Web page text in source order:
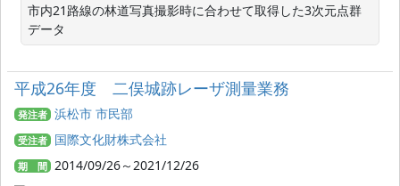
市内21路線の林道写真撮影時に合わせて取得した3次元点群
データ
平成26年度 二俣城跡レーザ測量業務
発注者 浜松市 市民部
受注者 国際文化財株式会社
期 間 2014/09/26～2021/12/26